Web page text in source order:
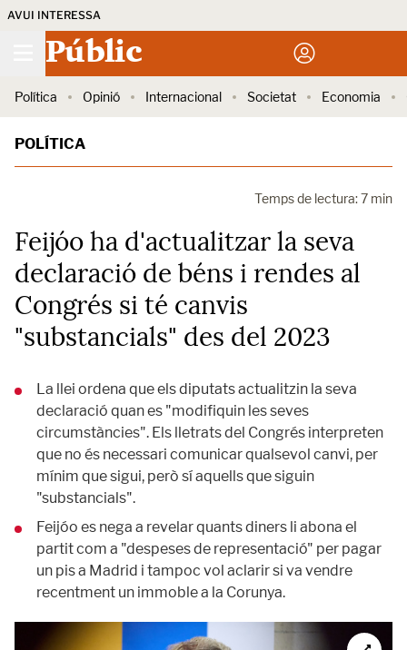
AVUI INTERESSA
Públic
Política Opinió Internacional Societat Economia
POLÍTICA
Temps de lectura: 7 min
Feijóo ha d'actualitzar la seva
declaració de béns i rendes al
Congrés si té canvis
"substancials" des del 2023
La llei ordena que els diputats actualitzin la seva
declaració quan es "modifiquin les seves
circumstàncies". Els lletrats del Congrés interpreten
que no és necessari comunicar qualsevol canvi, per
mínim que sigui, però sí aquells que siguin
"substancials".
Feijóo es nega a revelar quants diners li abona el
partit com a "despeses de representació" per pagar
un pis a Madrid i tampoc vol aclarir si va vendre
recentment un immoble a la Corunya.